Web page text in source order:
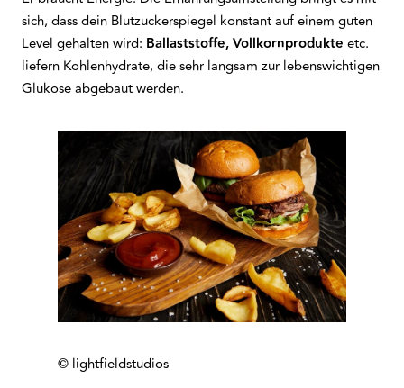
sich, dass dein Blutzuckerspiegel konstant auf einem guten
Level gehalten wird: Ballaststoffe, Vollkornprodukte etc.
liefern Kohlenhydrate, die sehr langsam zur lebenswichtigen
Glukose abgebaut werden.
© lightfieldstudios